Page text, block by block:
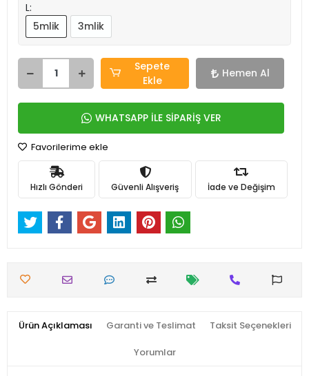
L:
5mlik
3mlik
Sepete
Ekle
Hemen Al
WHATSAPP İLE SİPARİŞ VER
Favorilerime ekle
Hızlı Gönderi Güvenli Alışveriş İade ve Değişim
Ürün Açıklaması Garanti ve Teslimat Taksit Seçenekleri
Yorumlar